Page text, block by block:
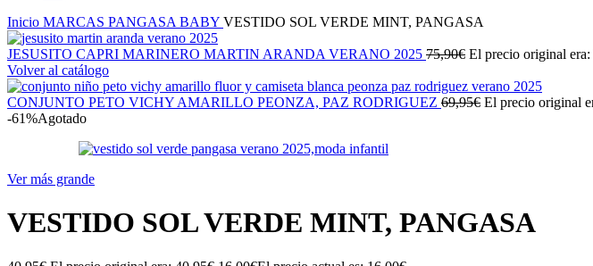
Inicio MARCAS PANGASA BABY VESTIDO SOL VERDE MINT, PANGASA
JESUSITO CAPRI MARINERO MARTIN ARANDA VERANO 2025 75,90€ El precio original era:
Volver al catálogo
CONJUNTO PETO VICHY AMARILLO PEONZA, PAZ RODRIGUEZ 69,95€ El precio original
-61%Agotado
Ver más grande
VESTIDO SOL VERDE MINT, PANGASA